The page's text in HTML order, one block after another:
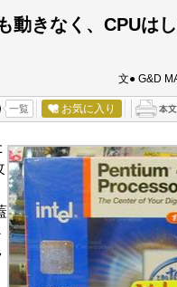
きなく、CPUは
文● G&D
一覧 お気に入り